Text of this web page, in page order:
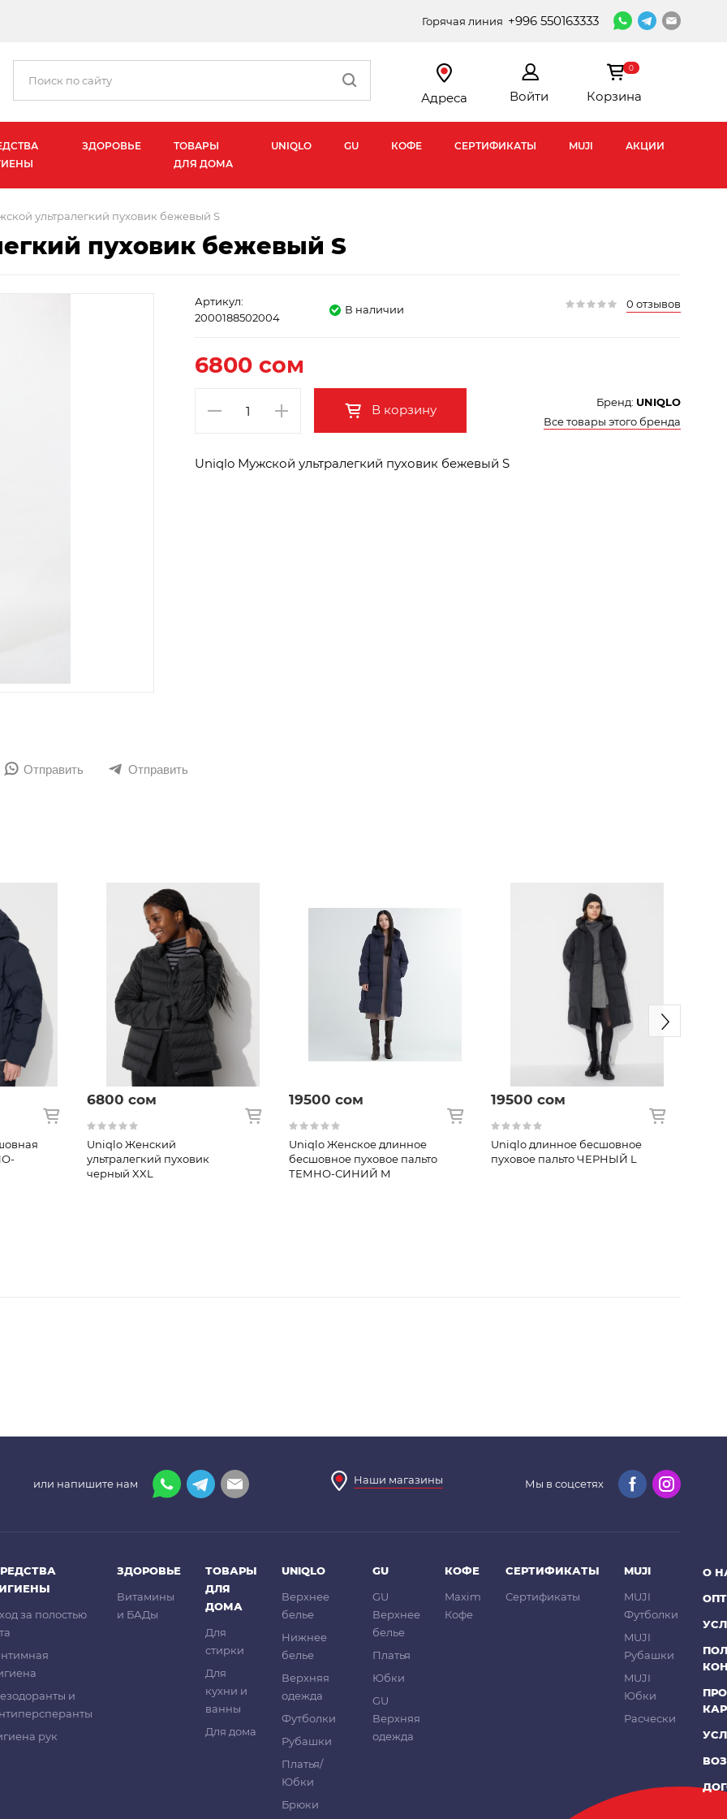
Горячая линия +996 550163333
Адреса Войти
0
Корзина
ЗДОРОВЬЕ
ТОВАРЫ
ДЛЯ ДОМА
UNIQLO GU КОФЕ СЕРТИФИКАТЫ MUJI АКЦИИ
ультралегкий пуховик бежевый S
пуховик бежевый S
Артикул:
2000188502004
В наличии 0 отзывов
6800 сом
В корзину Бренд: UNIQLO
Все товары этого бренда
Uniqlo Мужской ультралегкий пуховик бежевый S
из натурального пуха премиального качества (Fill Power 640), который удерживает воздух, создавая
внешней стороны куртки обладает водоотталкивающими свойствами, а подкладка –
- 10%
Отправить Отправить
6800 сом
Uniqlo Женский
ультралегкий пуховик
черный XXL
19500 сом
Uniqlo Женское длинное
бесшовное пуховое пальто
ТЕМНО-СИНИЙ M
19500 сом
Uniqlo длинное бесшовное
пуховое пальто ЧЕРНЫЙ L
или напишите нам Наши магазины Мы в соцсетях
за полостью
и
рук
ЗДОРОВЬЕ
Витамины
и БАДы
ТОВАРЫ
ДЛЯ
ДОМА
Для
стирки
Для
кухни и
ванны
Для дома
UNIQLO
Верхнее
белье
Нижнее
белье
Верхняя
одежда
Футболки
Рубашки
Платья/
Юбки
Брюки
GU
GU
Верхнее
белье
Платья
Юбки
GU
Верхняя
одежда
КОФЕ
Maxim
Кофе
СЕРТИФИКАТЫ
Сертификаты
MUJI
MUJI
Футболки
MUJI
Рубашки
MUJI
Юбки
Расчески
О